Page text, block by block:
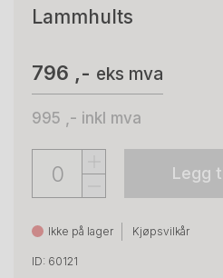
Lammhults
796 ,- eks mva
995 ,- inkl mva
Legg
Ikke på lager Kjøpsvilkår
ID: 60121